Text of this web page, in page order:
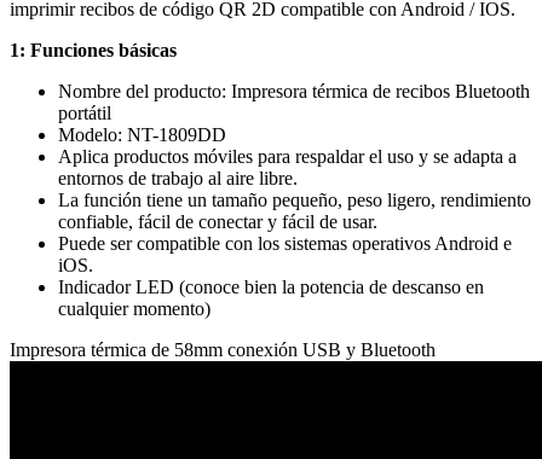
imprimir recibos de código QR 2D compatible con Android / IOS.
1: Funciones básicas
Nombre del producto: Impresora térmica de recibos Bluetooth
portátil
Modelo: NT-1809DD
Aplica productos móviles para respaldar el uso y se adapta a
entornos de trabajo al aire libre.
La función tiene un tamaño pequeño, peso ligero, rendimiento
confiable, fácil de conectar y fácil de usar.
Puede ser compatible con los sistemas operativos Android e
iOS.
Indicador LED (conoce bien la potencia de descanso en
cualquier momento)
Impresora térmica de 58mm conexión USB y Bluetooth